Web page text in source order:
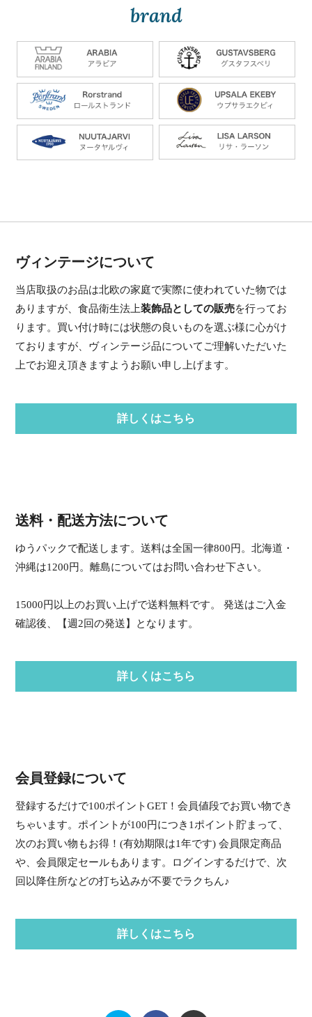
brand
ヴィンテージについて
当店取扱のお品は北欧の家庭で実際に使われていた物では
ありますが、食品衛生法上装飾品としての販売を行ってお
ります。買い付け時には状態の良いものを選ぶ様に心がけ
ておりますが、ヴィンテージ品についてご理解いただいた
上でお迎え頂きますようお願い申し上げます。
詳しくはこちら
送料・配送方法について
ゆうパックで配送します。送料は全国一律800円。北海道・
沖縄は1200円。離島についてはお問い合わせ下さい。
15000円以上のお買い上げで送料無料です。 発送はご入金
確認後、【週2回の発送】となります。
詳しくはこちら
会員登録について
登録するだけで100ポイントGET！会員値段でお買い物でき
ちゃいます。ポイントが100円につき1ポイント貯まって、
次のお買い物もお得！(有効期限は1年です) 会員限定商品
や、会員限定セールもあります。ログインするだけで、次
回以降住所などの打ち込みが不要でラクちん♪
詳しくはこちら